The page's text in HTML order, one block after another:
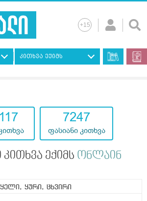
კითხვა ექიმს
7247
ფასიანი კითხვა
ექიმს ონლაინ
ყური, ცხვირი